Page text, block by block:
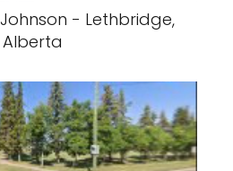
- Lethbridge,
Alberta